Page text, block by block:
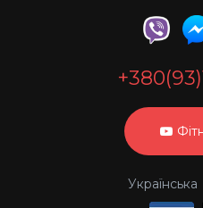
Українська